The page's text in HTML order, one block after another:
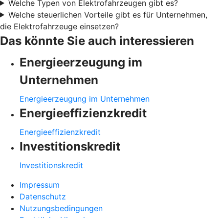
Welche Typen von Elektrofahrzeugen gibt es?
Welche steuerlichen Vorteile gibt es für Unternehmen,
die Elektrofahrzeuge einsetzen?
Das könnte Sie auch interessieren
Energieerzeugung im
Unternehmen
Energieerzeugung im Unternehmen
Energieeffizienzkredit
Energieeffizienzkredit
Investitionskredit
Investitionskredit
Impressum
Datenschutz
Nutzungsbedingungen